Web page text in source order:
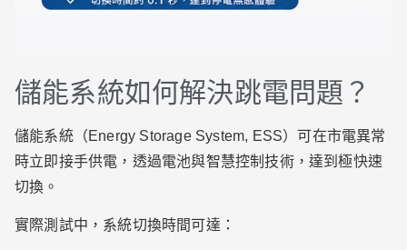
儲能系統如何解決跳電問題？
儲能系統（Energy Storage System, ESS）可在市電異常
時立即接手供電，透過電池與智慧控制技術，達到極快速
切換。
實際測試中，系統切換時間可達：